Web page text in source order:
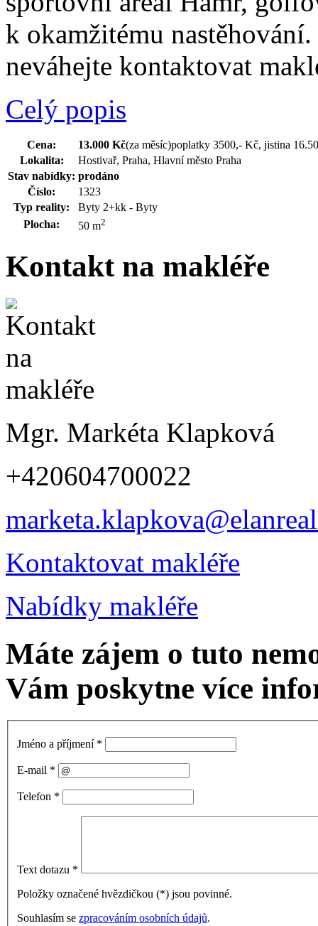
k okamžitému
neváhejte kontaktovat
Celý popis
Cena: 13.000 Kč(za měsíc)poplatky 3500,- Kč, jistina
Lokalita:
Hostivař, Praha, Hlavní město Praha
Stav nabídky: prodáno
Číslo:
1323
Typ reality:
Byty 2+kk - Byty
Plocha:
50 m2
Kontakt na makléře
Mgr. Markéta Klapková
+420604700022
Kontaktovat makléře
Nabídky makléře
Máte zájem o tuto
Vám poskytne více
Jméno a příjmení *
E-mail *
Telefon *
Text dotazu *
Položky označené hvězdičkou (*) jsou povinné.
Souhlasím se zpracováním osobních údajů.